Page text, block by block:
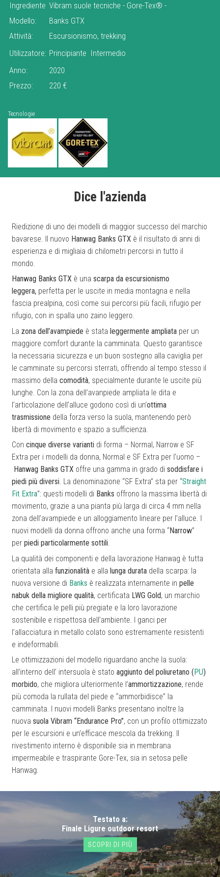
Ingrediente Vibram suole tecniche - Gore-Tex® -
Modello:
Banks GTX
Attività:
Escursionismo, trekking
Utilizzatore: Principiante Intermedio
Anno:
2020
Prezzo:
220 €
Tecnologie
Dice l'azienda
Riedizione di uno dei modelli di maggior successo del marchio
bavarese. Il nuovo Hanwag Banks GTX è il risultato di anni di
esperienza e di migliaia di chilometri percorsi in tutto il
mondo.
Hanwag Banks GTX è una scarpa da escursionismo
leggera, perfetta per le uscite in media montagna e nella
fascia prealpina, così come sui percorsi più facili, rifugio per
rifugio, con in spalla uno zaino leggero.
La zona dell’avampiede è stata leggermente ampliata per un
maggiore comfort durante la camminata. Questo garantisce
la necessaria sicurezza e un buon sostegno alla caviglia per
le camminate su percorsi sterrati, offrendo al tempo stesso il
massimo della comodità, specialmente durante le uscite più
lunghe. Con la zona dell’avanpiede ampliata le dita e
l’articolazione dell’alluce godono così di un’ottima
trasmissione della forza verso la suola, mantenendo però
libertà di movimento e spazio a sufficienza.
Con cinque diverse varianti di forma – Normal, Narrow e SF
Extra per i modelli da donna, Normal e SF Extra per l’uomo –
Hanwag Banks GTX offre una gamma in grado di soddisfare i
piedi più diversi. La denominazione “SF Extra” sta per “Straight
Fit Extra”: questi modelli di Banks offrono la massima libertà di
movimento, grazie a una pianta più larga di circa 4 mm nella
zona dell’avampiede e un alloggiamento lineare per l’alluce. I
nuovi modelli da donna offrono anche una forma “Narrow”
per piedi particolarmente sottili.
La qualità dei componenti e della lavorazione Hanwag è tutta
orientata alla funzionalità e alla lunga durata della scarpa: la
nuova versione di Banks è realizzata internamente in pelle
nabuk della migliore qualità, certificata LWG Gold, un marchio
che certifica le pelli più pregiate e la loro lavorazione
sostenibile e rispettosa dell’ambiente. I ganci per
l’allacciatura in metallo colato sono estremamente resistenti
e indeformabili.
Le ottimizzazioni del modello riguardano anche la suola:
all’interno dell’ intersuola è stato aggiunto del poliuretano (PU)
morbido, che migliora ulteriormente l’ammortizzazione, rende
più comoda la rullata del piede e “ammorbidisce” la
camminata. I nuovi modelli Banks presentano inoltre la
nuova suola Vibram “Endurance Pro”, con un profilo ottimizzato
per le escursioni e un’efficace mescola da trekking. Il
rivestimento interno è disponibile sia in membrana
impermeabile e traspirante Gore-Tex, sia in setosa pelle
Hanwag.
Testato a:
Finale Ligure outdoor resort
SCOPRI DI PIÙ